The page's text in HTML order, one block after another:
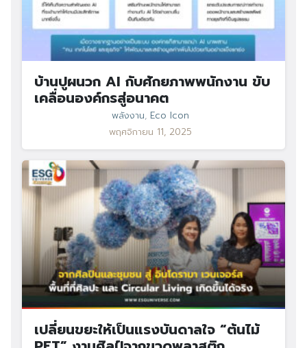
บ้านปูผนวก AI กับศักยภาพพนักงาน ขับ
เคลื่อนองค์กรสู่อนาคต
พลังงาน, Eco Icon
พฤศจิกายน 11, 2025
เปลี่ยนขยะให้เป็นแรงบันดาลใจ “ต้นไม้